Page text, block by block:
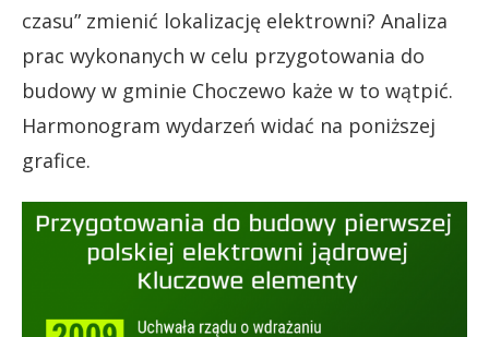
czasu” zmienić lokalizację elektrowni? Analiza
prac wykonanych w celu przygotowania do
budowy w gminie Choczewo każe w to wątpić.
Harmonogram wydarzeń widać na poniższej
grafice.